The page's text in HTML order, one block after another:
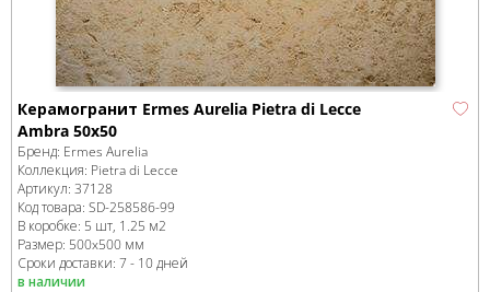
Керамогранит Ermes Aurelia Pietra di Lecce
Ambra 50x50
Бренд: Ermes Aurelia
Коллекция: Pietra di Lecce
Артикул: 37128
Код товара: SD-258586-99
В коробке: 5 шт, 1.25 м2
Размер: 500x500 мм
Сроки доставки: 7 - 10 дней
в наличии